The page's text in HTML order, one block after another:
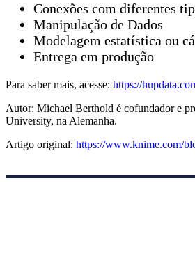
Conexões com diferentes
Manipulação de Dados
Modelagem estatística ou
Entrega em produção
Para saber mais, acesse: https://
Autor: Michael Berthold é cofundador e
University, na Alemanha.
Artigo original: https://www.knime.com/